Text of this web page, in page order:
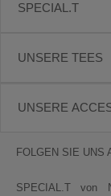
SPECIAL.T
UNSERE TEES
UNSERE
FOLGEN SIE UNS
SPECIAL.T von